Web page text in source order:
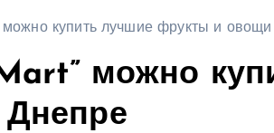
можно купить лучшие фрукты и
можно